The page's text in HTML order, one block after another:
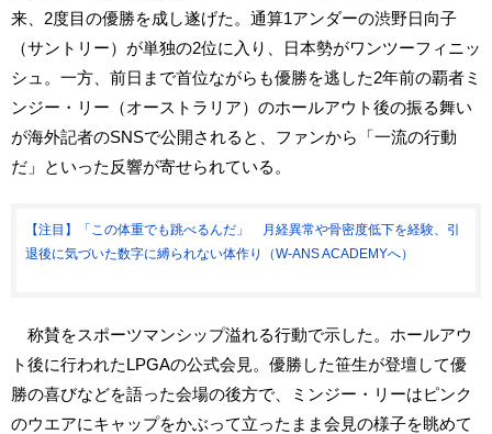
来、2度目の優勝を成し遂げた。通算1アンダーの渋野日向子
（サントリー）が単独の2位に入り、日本勢がワンツーフィニッ
シュ。一方、前日まで首位ながらも優勝を逃した2年前の覇者ミ
ンジー・リー（オーストラリア）のホールアウト後の振る舞い
が海外記者のSNSで公開されると、ファンから「一流の行動
だ」といった反響が寄せられている。
【注目】「この体重でも跳べるんだ」 月経異常や骨密度低下を経験、引
退後に気づいた数字に縛られない体作り（W-ANS ACADEMYへ）
称賛をスポーツマンシップ溢れる行動で示した。ホールアウ
ト後に行われたLPGAの公式会見。優勝した笹生が登壇して優
勝の喜びなどを語った会場の後方で、ミンジー・リーはピンク
のウエアにキャップをかぶって立ったまま会見の様子を眺めて